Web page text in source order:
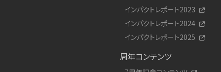
インパクトレポート2023
インパクトレポート2024
インパクトレポート2025
周年コンテンツ